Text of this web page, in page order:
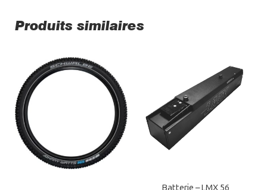
Produits similaires
Batterie – LMX 56
Rejoignez la communauté
LMX
Inscrivez-vous à notre newsletter pour
recevoir nos dernières actualités et bons
plans !
Email